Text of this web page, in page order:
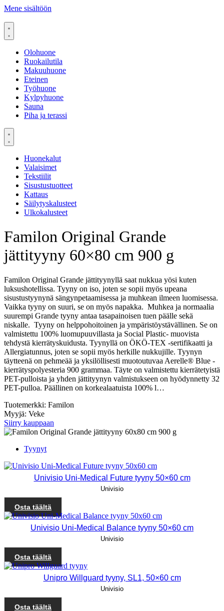
Mene sisältöön
Olohuone
Ruokailutila
Makuuhuone
Eteinen
Työhuone
Kylpyhuone
Sauna
Piha ja terassi
Huonekalut
Valaisimet
Tekstiilit
Sisustustuotteet
Kattaus
Säilytyskalusteet
Ulkokalusteet
Familon Original Grande
jättityyny 60×80 cm 900 g
Familon Original Grande jättityynyllä saat nukkua yösi kuten
luksushotellissa. Tyyny on iso, joten se sopii myös upeana
sisustustyynynä sängynpetaamisessa ja muhkean ilmeen luomisessa.
Vaikka tyyny on suuri, se on myös napakka. Muhkea ja normaalia
suurempi Grande tyyny antaa tasapainoisen tuen päälle sekä
niskalle. Tyyny on helppohoitoinen ja ympäristöystävällinen. Se on
valmistettu 100% luomupuuvillasta ja Social Plastic- muovista
tehdystä kierrätyskuidusta. Tyynyllä on ÖKÖ-TEX -sertifikaatti ja
Allergiatunnus, joten se sopii myös herkille nukkujille. Tyynyn
täytteenä on pehmeää ja yksilöllisesti muotoutuvaa Aerelle® Blue -
kierrätyspolyesteria 900 grammaa. Täyte on valmistettu kierrätetyistä
PET-pulloista ja yhden jättityynyn valmistukseen on hyödynnetty 32
PET-pulloa. Päällinen on korkealaatuista 100% l…
Tuotemerkki: Familon
Myyjä: Veke
Siirry kauppaan
Tyynyt
Univisio Uni-Medical Future tyyny 50×60 cm
Univisio
Osta täältä
Univisio Uni-Medical Balance tyyny 50×60 cm
Univisio
Osta täältä
Unipro Willguard tyyny, SL1, 50×60 cm
Univisio
Osta täältä